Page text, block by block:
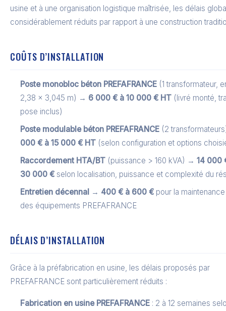
usine et à une organisation logistique maîtrisée, les délais
considérablement réduits par rapport à une construction
COÛTS D’INSTALLATION
Poste monobloc béton PREFAFRANCE (1 transformateur,
2,38 × 3,045 m) → 6 000 € à 10 000 € HT (livré monté,
pose inclus)
Poste modulable béton PREFAFRANCE (2
000 € à 15 000 € HT (selon configuration et options
Raccordement HTA/BT (puissance > 160 kVA) → 14 000
30 000 € selon localisation, puissance et complexité du
Entretien décennal → 400 € à 600 € pour la
des équipements PREFAFRANCE
DÉLAIS D’INSTALLATION
Grâce à la préfabrication en usine, les délais proposés par
PREFAFRANCE sont particulièrement réduits :
Fabrication en usine PREFAFRANCE : 2 à 12 semaines